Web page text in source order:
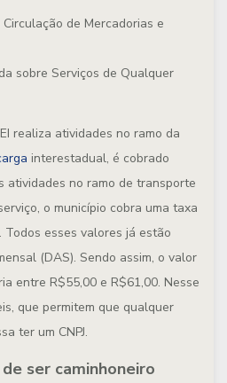
Circulação de Mercadorias e
sobre Serviços de Qualquer
realiza atividades no ramo da
interestadual, é cobrado
atividades no ramo de transporte
o município cobra uma taxa
Todos esses valores já estão
(DAS). Sendo assim, o valor
entre R$55,00 e R$61,00. Nesse
que permitem que qualquer
ter um CNPJ.
ser caminhoneiro